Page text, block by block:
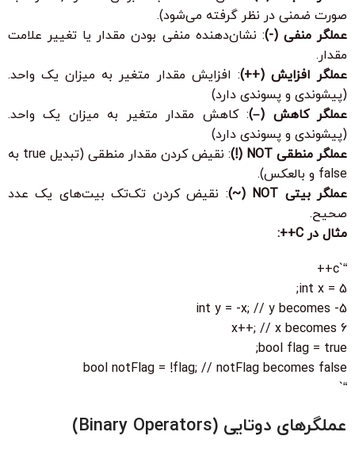
صورت ضمنی در نظر گرفته می‌شود).
عملگر منفی (-): نشان‌دهنده منفی بودن مقدار یا تغییر علامت
مقدار.
عملگر افزایش (++): افزایش مقدار متغیر به میزان یک واحد.
(پیشوندی و پسوندی دارد)
عملگر کاهش (–): کاهش مقدار متغیر به میزان یک واحد.
(پیشوندی و پسوندی دارد)
عملگر منطقی NOT (!)
: نقیض کردن مقدار منطقی (تبدیل true به
false و بالعکس).
عملگر بیتی NOT (~)
: نقیض کردن تک‌تک بیت‌های یک عدد
صحیح.
مثال در C++:
“`c++
int x = 5;
int y = -x; // y becomes -5
x++; // x becomes 6
bool flag = true;
bool notFlag = !flag; // notFlag becomes false
“`
عملگرهای دوتایی (Binary Operators)